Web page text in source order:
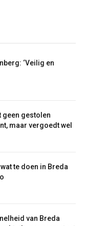
‘Veilig en
geen gestolen
maar vergoedt wel
te doen in Breda
van Breda